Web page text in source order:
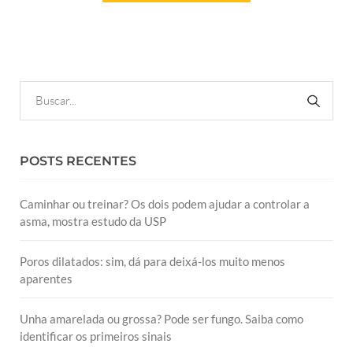
POSTS RECENTES
Caminhar ou treinar? Os dois podem ajudar a controlar a
asma, mostra estudo da USP
Poros dilatados: sim, dá para deixá-los muito menos
aparentes
Unha amarelada ou grossa? Pode ser fungo. Saiba como
identificar os primeiros sinais